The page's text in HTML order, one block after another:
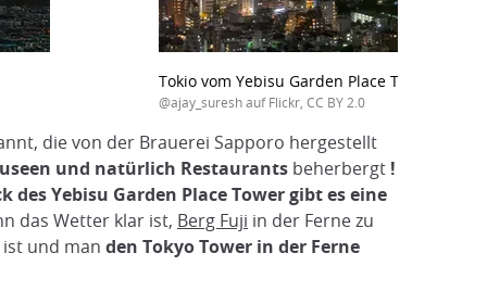
Tokio vom Yebisu Garden Place Tower aus
@ajay_suresh auf Flickr, CC BY 2.0
die von der Brauerei Sapporo hergestellt
und natürlich Restaurants beherbergt !
des Yebisu Garden Place Tower gibt es eine
das Wetter klar ist, Berg Fuji in der Ferne zu
und man den Tokyo Tower in der Ferne